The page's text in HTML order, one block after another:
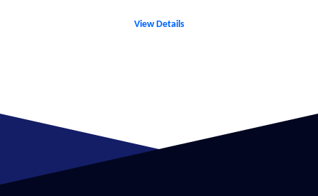
View Details